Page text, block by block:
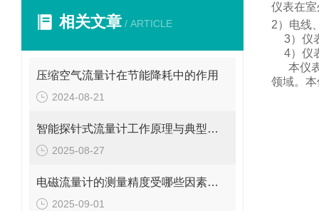
相关文章 / ARTICLE
压缩空气流量计在节能降耗中的作用
2024-08-21
智能探针式流量计工作原理与典型应用
2025-08-27
电磁流量计的测量精度受哪些因素影响?
2025-09-01
仪表在
2）电线
3）仪
4）仪
本仪
领域。 本